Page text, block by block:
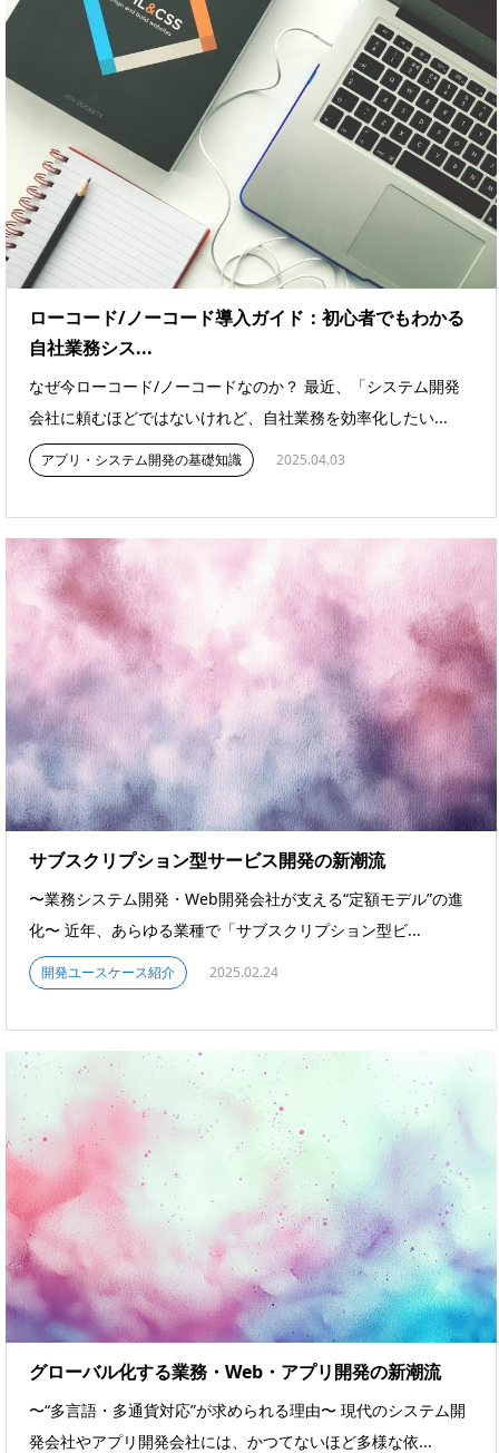
ローコード/ノーコード導入ガイド：初心者でもわかる
自社業務シス...
なぜ今ローコード/ノーコードなのか？ 最近、「システム開発
会社に頼むほどではないけれど、自社業務を効率化したい...
アプリ・システム開発の基礎知識 2025.04.03
サブスクリプション型サービス開発の新潮流
〜業務システム開発・Web開発会社が支える“定額モデル”の進
化〜 近年、あらゆる業種で「サブスクリプション型ビ...
開発ユースケース紹介 2025.02.24
グローバル化する業務・Web・アプリ開発の新潮流
〜“多言語・多通貨対応”が求められる理由〜 現代のシステム開
発会社やアプリ開発会社には、かつてないほど多様な依...